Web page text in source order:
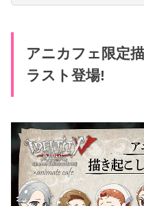
アニカフェ限定
ラスト登場!